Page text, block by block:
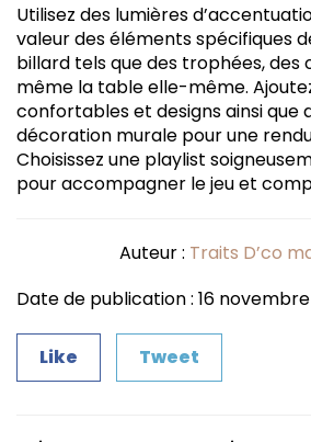
Utilisez des lumières
valeur des éléments spécifiques
billard tels que des trophées, des
même la table elle-même.
confortables et designs ainsi que
décoration murale pour une
Choisissez une playlist
pour accompagner le jeu et
Auteur : Traits D’co
Date de publication : 16
Like Tweet